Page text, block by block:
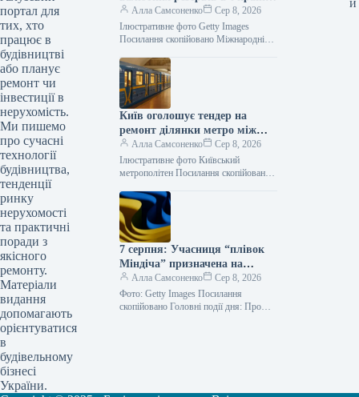
портал для
тих, хто
працює в
будівництві
або планує
ремонт чи
інвестиції в
нерухомість.
Ми пишемо
про сучасні
технології
будівництва,
тенденції
ринку
нерухомості
та практичні
поради з
якісного
ремонту.
Матеріали
видання
допомагають
орієнтуватися
в
будівельному
бізнесі
України.
зменшився
Алла Самсоненко
Сер 8, 2026
Ілюстративне фото Getty Images
Посилання скопійовано Міжнародні
на 0,1%, досягнувши 51,2 мільярда
доларів станом на…
Київ оголошує тендер на
ремонт ділянки метро між
станціями “Тараса Шевченка”
та “Почайна”, оціненої у 1,76
мільярда гривень.
Алла Самсоненко
Сер 8, 2026
Ілюстративне фото Київський
метрополітен Посилання скопійовано
оголосило конкурс на виконання робіт
з реконструкції тунелю між станціями
“Тараса…
7 серпня: Учасниця “плівок
Міндіча” призначена на
державне підприємство,
масована атака Росії на
Укрнафту
Алла Самсоненко
Сер 8, 2026
Фото: Getty Images Посилання
скопійовано Головні події дня: Про